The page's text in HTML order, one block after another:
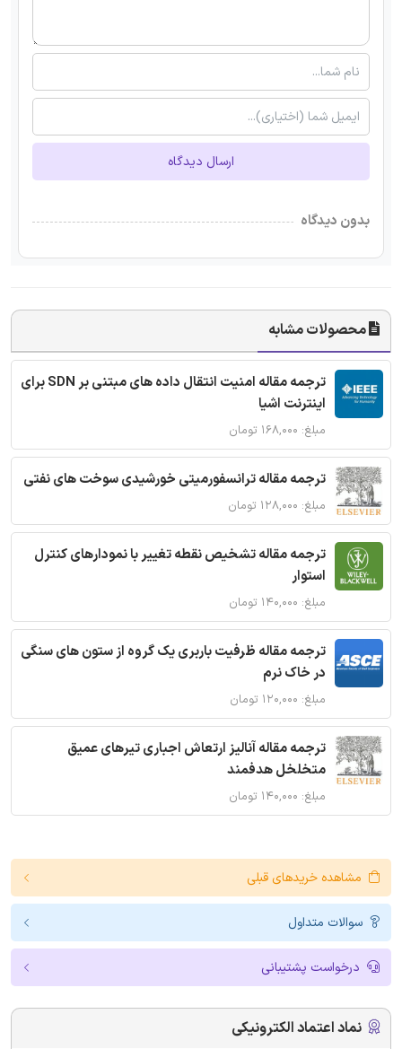
ارسال دیدگاه
بدون دیدگاه
محصولات مشابه
ترجمه مقاله امنیت انتقال داده های مبتنی بر SDN برای
اینترنت اشیا
مبلغ: ۱۶۸,۰۰۰ تومان
ترجمه مقاله ترانسفورمیتی خورشیدی سوخت های نفتی
مبلغ: ۱۲۸,۰۰۰ تومان
ترجمه مقاله تشخیص نقطه تغییر با نمودارهای کنترل
استوار
مبلغ: ۱۴۰,۰۰۰ تومان
ترجمه مقاله ظرفیت باربری یک گروه از ستون های سنگی
در خاک نرم
مبلغ: ۱۲۰,۰۰۰ تومان
ترجمه مقاله آنالیز ارتعاش اجباری تیرهای عمیق
متخلخل هدفمند
مبلغ: ۱۴۰,۰۰۰ تومان
مشاهده خریدهای قبلی
سوالات متداول
درخواست پشتیبانی
نماد اعتماد الکترونیکی